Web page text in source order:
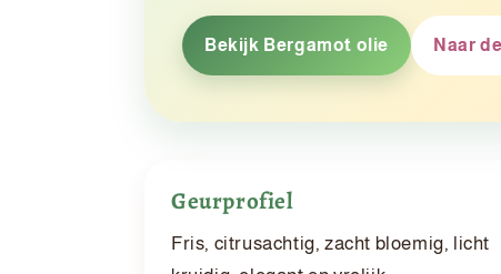
Bekijk Bergamot olie Naar
Geurprofiel
Fris, citrusachtig, zacht bloemig, licht